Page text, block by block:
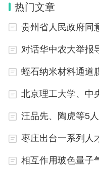
税率时，协定有规定
定无规定的，二者从
（四）特惠税率。
2024年继续给予
的最不发达国家零关
遇。
热门文章
北京理工大学、中
枣庄出台一系列人